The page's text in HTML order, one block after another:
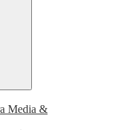
Media &